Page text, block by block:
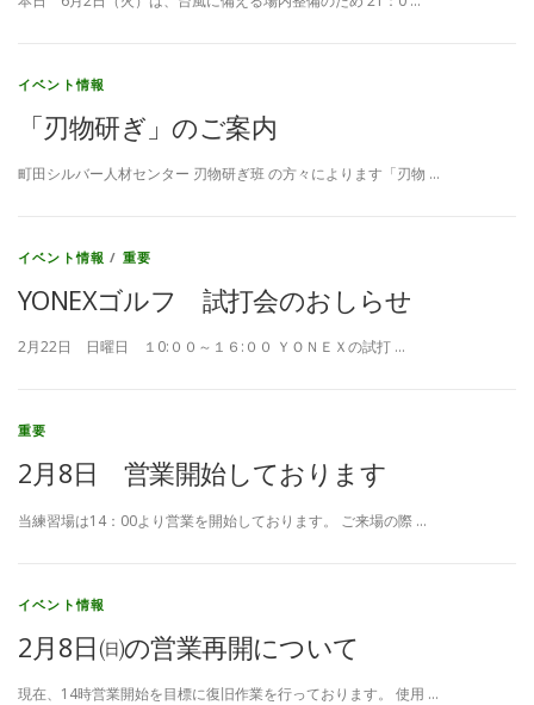
イベント情報
「刃物研ぎ」のご案内
町田シルバー人材センター 刃物研ぎ班 の方々によります「刃物 …
イベント情報 / 重要
YONEXゴルフ 試打会のおしらせ
2月22日 日曜日 １0:００～１６:００ ＹＯＮＥＸの試打 …
重要
2月8日 営業開始しております
当練習場は14：00より営業を開始しております。 ご来場の際 …
イベント情報
2月8日㈰の営業再開について
現在、14時営業開始を目標に復旧作業を行っております。 使用 …